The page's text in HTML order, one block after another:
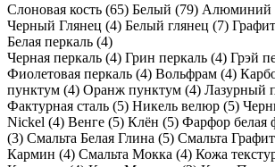
Слоновая кость (65) Белый (79) Алюминий
Черный Глянец (4) Белый глянец (7)
Белая перкаль (4)
Черная перкаль (4) Грин перкаль (4) Грэй
Фиолетовая перкаль (4) Вольфрам (4)
пунктум (4) Оранж пунктум (4) Лазурный
Фактурная сталь (5) Никель велюр (5)
Nickel (4) Венге (5) Клён (5) Фарфор белая
(3) Смальта Белая Глина (5) Смальта
Кармин (4) Смальта Мокка (4) Кожа